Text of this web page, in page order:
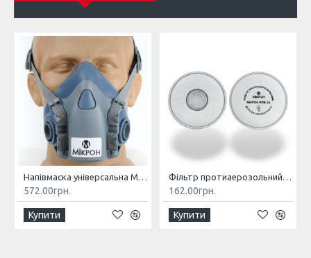
Напівмаска універсальна МІКРОН НМ
572.00грн.
Купити
Фільтр протиаерозольний МІКРОН ФПБ 2А
162.00грн.
Купити